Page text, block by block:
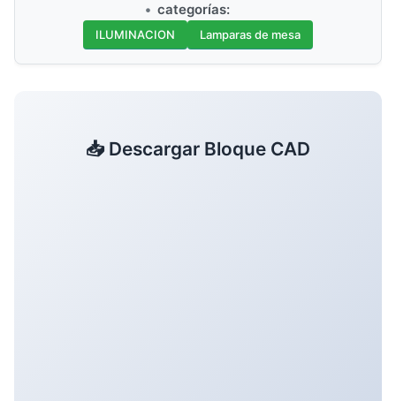
categorías:
ILUMINACION Lamparas de mesa
📥 Descargar Bloque CAD